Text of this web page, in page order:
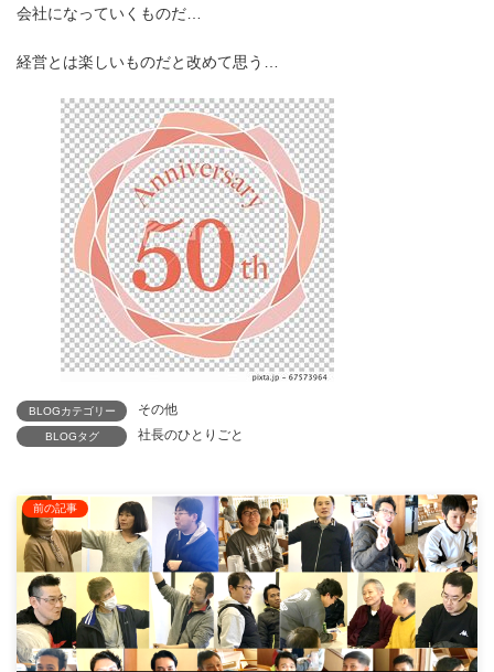
会社になっていくものだ…
経営とは楽しいものだと改めて思う…
BLOGカテゴリー その他
BLOGタグ 社長のひとりごと
前の記事